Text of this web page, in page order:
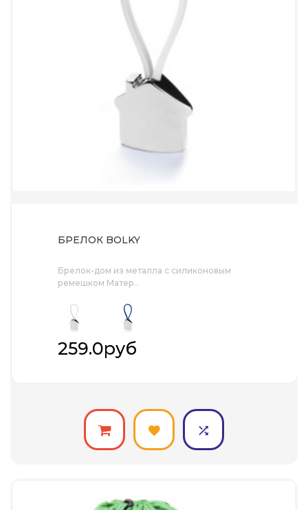
БРЕЛОК BOLKY
Брелок-дом из металла с силиконовым
ремешком Матер..
259.0руб